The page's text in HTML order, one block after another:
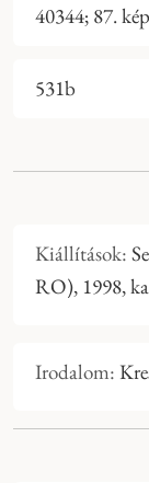
40344; 87.
531b
Kiállítások:
RO), 1998,
Irodalom: